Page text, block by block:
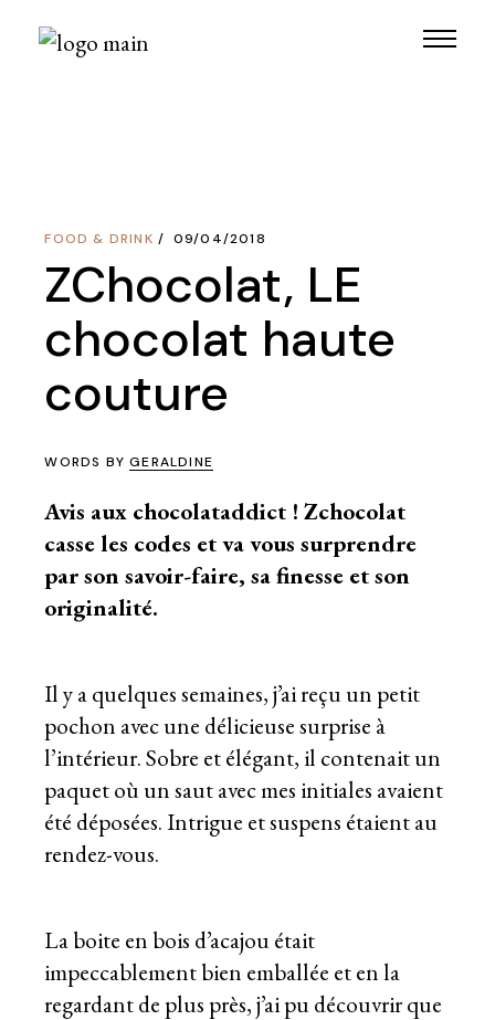
FOOD & DRINK 09/04/2018
ZChocolat, LE
chocolat haute
couture
WORDS BYGERALDINE
Avis aux chocolataddict ! Zchocolat
casse les codes et va vous surprendre
par son savoir-faire, sa finesse et son
originalité.
Il y a quelques semaines, j’ai reçu un petit
pochon avec une délicieuse surprise à
l’intérieur. Sobre et élégant, il contenait un
paquet où un saut avec mes initiales avaient
été déposées. Intrigue et suspens étaient au
rendez-vous.
La boite en bois d’acajou était
impeccablement bien emballée et en la
regardant de plus près, j’ai pu découvrir que